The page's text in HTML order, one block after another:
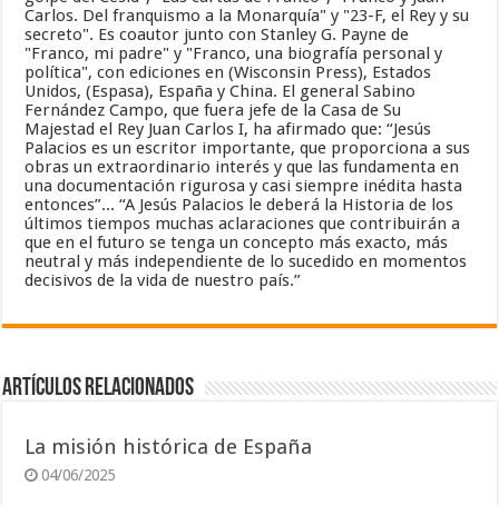
Carlos. Del franquismo a la Monarquía" y "23-F, el Rey y su
secreto". Es coautor junto con Stanley G. Payne de
"Franco, mi padre" y "Franco, una biografía personal y
política", con ediciones en (Wisconsin Press), Estados
Unidos, (Espasa), España y China. El general Sabino
Fernández Campo, que fuera jefe de la Casa de Su
Majestad el Rey Juan Carlos I, ha afirmado que: “Jesús
Palacios es un escritor importante, que proporciona a sus
obras un extraordinario interés y que las fundamenta en
una documentación rigurosa y casi siempre inédita hasta
entonces”... “A Jesús Palacios le deberá la Historia de los
últimos tiempos muchas aclaraciones que contribuirán a
que en el futuro se tenga un concepto más exacto, más
neutral y más independiente de lo sucedido en momentos
decisivos de la vida de nuestro país.”
Artículos relacionados
La misión histórica de España
04/06/2025